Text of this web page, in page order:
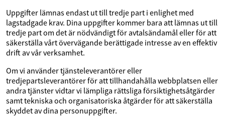
Uppgifter lämnas endast ut till tredje part i enlighet med
lagstadgade krav. Dina uppgifter kommer bara att lämnas ut till
tredje part om det är nödvändigt för avtalsändamål eller för att
säkerställa vårt övervägande berättigade intresse av en effektiv
drift av vår verksamhet.
Om vi använder tjänsteleverantörer eller
tredjepartsleverantörer för att tillhandahålla webbplatsen eller
andra tjänster vidtar vi lämpliga rättsliga försiktighetsåtgärder
samt tekniska och organisatoriska åtgärder för att säkerställa
skyddet av dina personuppgifter.